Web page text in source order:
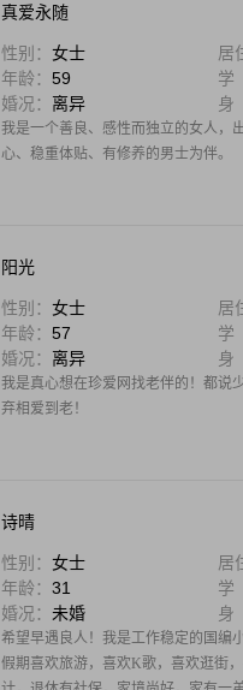
真爱永随
性别： 女士 居
年龄： 59 学
婚况： 离异 身
我是一个善良、感性而独立的女人，
心、稳重体贴、有修养的男士为伴。
阳光
性别： 女士 居
年龄： 57 学
婚况： 离异 身
我是真心想在珍爱网找老伴的！都说
弃相爱到老！
诗晴
性别： 女士 居
年龄： 31 学
婚况： 未婚 身
希望早遇良人！我是工作稳定的国编
假期喜欢旅游，喜欢K歌，喜欢逛街